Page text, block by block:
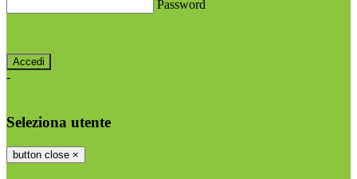
Password
-
Seleziona utente
button close ×